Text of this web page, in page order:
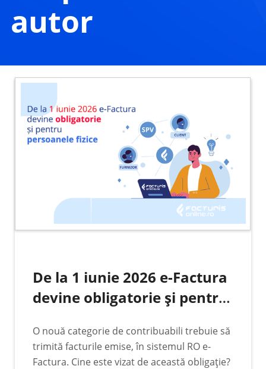
autor
De la 1 iunie 2026 e-Factura
devine obligatorie și pentru
facturi pe CNP
O nouă categorie de contribuabili trebuie să
trimită facturile emise, în sistemul RO e-
Factura. Cine este vizat de această obligație?